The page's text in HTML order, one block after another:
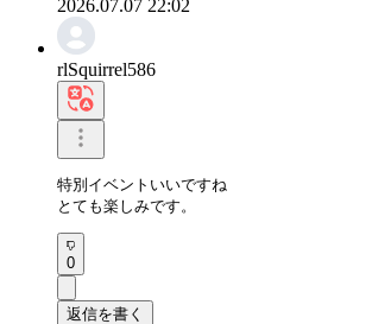
2026.07.07 22:02
rlSquirrel586
特別イベントいいですね
とても楽しみです。
0
返信を書く